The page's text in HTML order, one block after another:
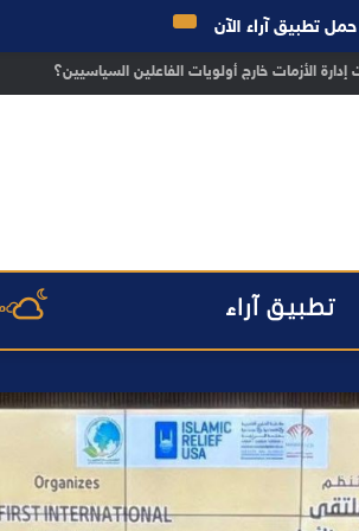
الأزمات خارج أولويات الفاعلين السياسيين؟
تطبيق آراء
حمل تطبيق آراء الآن